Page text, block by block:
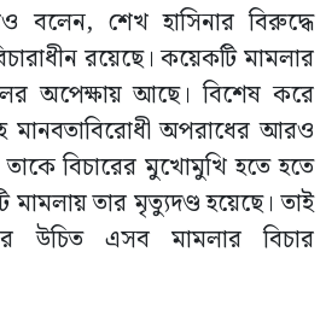
বলেন, শেখ হাসিনার বিরুদ্ধে
রয়েছে। কয়েকটি মামলার
অপেক্ষায় আছে। বিশেষ করে
মানবতাবিরোধী অপরাধের আরও
বিচারের মুখোমুখি হতে হতে
তার মৃত্যুদণ্ড হয়েছে। তাই
উচিত এসব মামলার বিচার